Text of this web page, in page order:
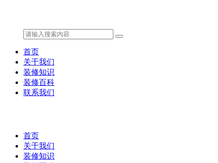
首页
关于我们
装修知识
装修百科
联系我们
首页
关于我们
装修知识